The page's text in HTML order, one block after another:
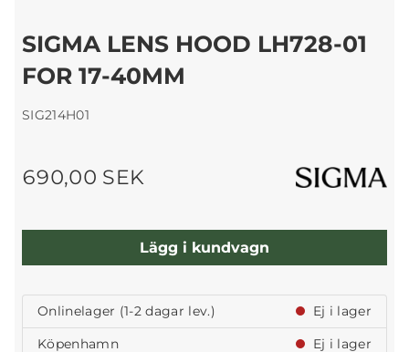
SIGMA LENS HOOD LH728-01
FOR 17-40MM
SIG214H01
690,00 SEK
Lägg i kundvagn
Onlinelager (1-2 dagar lev.)
Ej i lager
Köpenhamn
Ej i lager